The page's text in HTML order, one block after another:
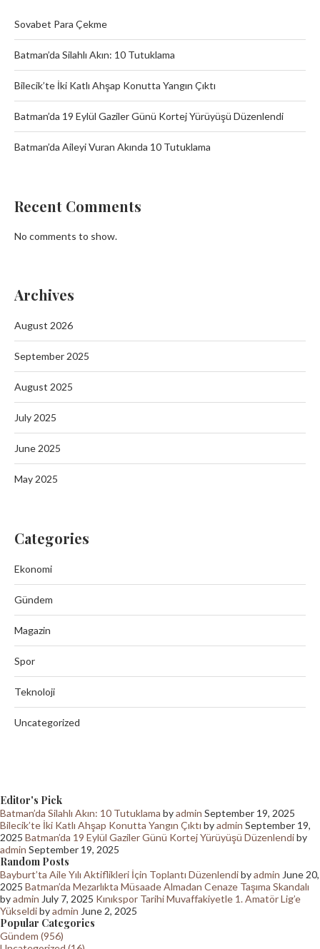
Sovabet Para Çekme
Batman’da Silahlı Akın: 10 Tutuklama
Bilecik’te İki Katlı Ahşap Konutta Yangın Çıktı
Batman’da 19 Eylül Gaziler Günü Kortej Yürüyüşü Düzenlendi
Batman’da Aileyi Vuran Akında 10 Tutuklama
Recent Comments
No comments to show.
Archives
August 2026
September 2025
August 2025
July 2025
June 2025
May 2025
Categories
Ekonomi
Gündem
Magazin
Spor
Teknoloji
Uncategorized
Editor's Pick
Batman’da Silahlı Akın: 10 Tutuklama byadmin September 19, 2025
Bilecik’te İki Katlı Ahşap Konutta Yangın Çıktı byadmin September 19,
2025 Batman’da 19 Eylül Gaziler Günü Kortej Yürüyüşü Düzenlendiby
admin September 19, 2025
Random Posts
Bayburt’ta Aile Yılı Aktiflikleri İçin Toplantı Düzenlendibyadmin June 20,
2025 Batman’da Mezarlıkta Müsaade Almadan Cenaze Taşıma Skandalı
byadmin July 7, 2025 Kınıkspor Tarihi Muvaffakiyetle 1. Amatör Lig’e
Yükseldibyadmin June 2, 2025
Popular Categories
Gündem (956)